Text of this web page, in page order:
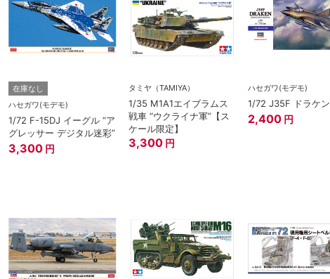
在庫なし
ハセガワ(モデモ)
1/72 F-15DJ イーグル “ア
グレッサー デジタル迷彩”
3,300 円
タミヤ（TAMIYA）
1/35 M1A1エイブラムス
戦車 “ウクライナ軍”【ス
ケール限定】
3,300 円
ハセガワ(モデモ)
1/72 J35F ドラケン
2,400 円